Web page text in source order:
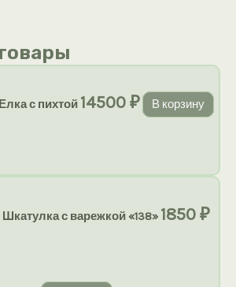
Елка с пихтой 14500₽ В корзину
Шкатулка с варежкой «138» 1850₽